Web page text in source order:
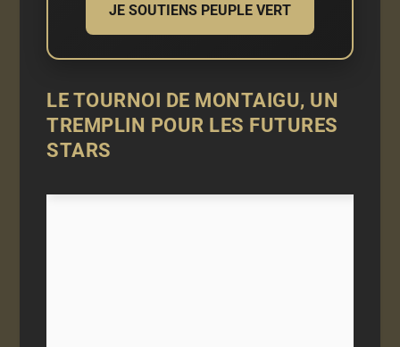
JE SOUTIENS PEUPLE VERT
LE TOURNOI DE MONTAIGU, UN
TREMPLIN POUR LES FUTURES
STARS